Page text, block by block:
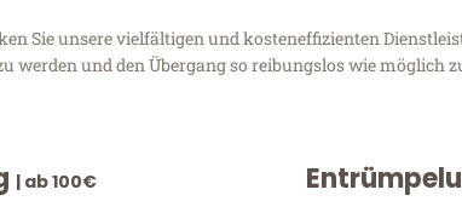
Sie unsere vielfältigen und kosteneffizienten
und den Übergang so reibungslos wie möglich
| ab 100€